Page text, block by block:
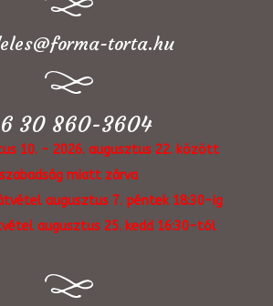
torta.hu
30 860-3604
10. - 2026. augusztus 22. között
szabadság miatt zárva
augusztus 7. péntek 18:30-ig
augusztus 25. kedd 16:30-tól